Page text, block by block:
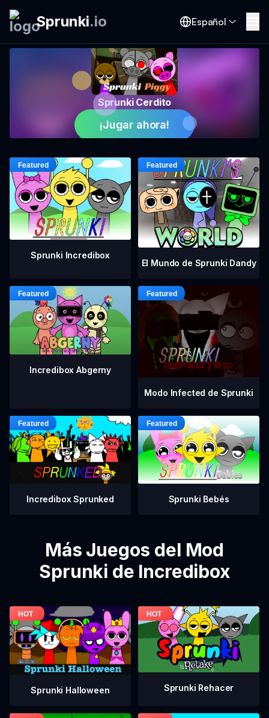
Sprunki.io Español
Sprunki Cerdito
¡Jugar ahora!
Sprunki Incredibox
El Mundo de Sprunki Dandy
Incredibox Abgerny
Modo Infected de Sprunki
Incredibox Sprunked Sprunki Bebés
Más Juegos del Mod
Sprunki de Incredibox
Sprunki Halloween Sprunki Rehacer